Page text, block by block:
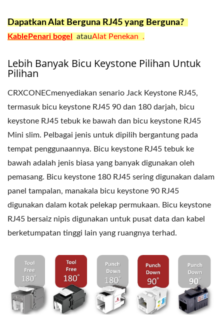
Dapatkan Alat Berguna RJ45 yang Berguna?
KablePenari bogel atauAlat Penekan .
Lebih Banyak Bicu Keystone Pilihan Untuk
Pilihan
CRXCONECmenyediakan senario Jack Keystone RJ45,
termasuk bicu keystone RJ45 90 dan 180 darjah, bicu
keystone RJ45 tebuk ke bawah dan bicu keystone RJ45
Mini slim. Pelbagai jenis untuk dipilih bergantung pada
tempat penggunaannya. Bicu keystone RJ45 tebuk ke
bawah adalah jenis biasa yang banyak digunakan oleh
pemasang. Bicu keystone 180 RJ45 sering digunakan dalam
panel tampalan, manakala bicu keystone 90 RJ45
digunakan dalam kotak pelekap permukaan. Bicu keystone
RJ45 bersaiz nipis digunakan untuk pusat data dan kabel
berketumpatan tinggi lain yang ruangnya terhad.